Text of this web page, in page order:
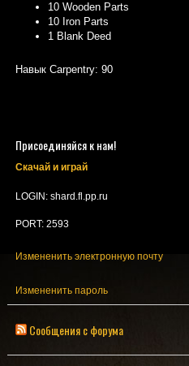
10 Wooden Parts
10 Iron Parts
1 Blank Deed
Навык Carpentry: 90
Присоединяйся к нам!
Скачай и играй
LOGIN: shard.fl.pp.ru
PORT: 2593
Измененить электронную почту
Измененить пароль
Сообщения с форума